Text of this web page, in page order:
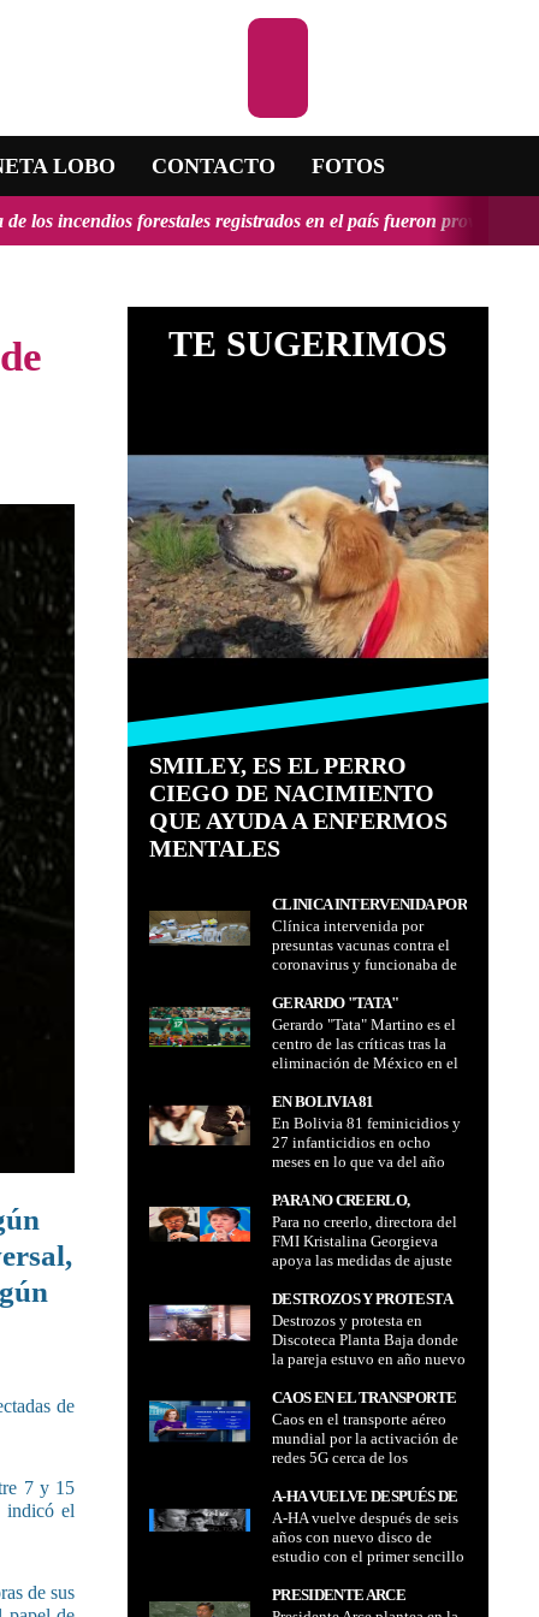
LOBO CONTACTO FOTOS
forestales registrados en el país fueron provocados y tendrían,
de
7 y 15
indicó el
de sus
TE SUGERIMOS
SMILEY, ES EL PERRO
CIEGO DE NACIMIENTO
QUE AYUDA A ENFERMOS
MENTALES
CLÍNICA INTERVENIDA POR
PRESUNTAS VACUNAS
CONTRA EL CORONAVIRUS
Y FUNCIONABA DE FORMA
Clínica intervenida por
presuntas vacunas contra el
coronavirus y funcionaba de
GERARDO "TATA"
MARTINO ES EL CENTRO
DE LAS CRÍTICAS TRAS LA
ELIMINACIÓN DE MÉXICO
Gerardo "Tata" Martino es el
centro de las críticas tras la
eliminación de México en el
EN BOLIVIA 81
FEMINICIDIOS Y 27
INFANTICIDIOS EN OCHO
MESES EN LO QUE VA DEL
En Bolivia 81 feminicidios y
27 infanticidios en ocho
meses en lo que va del año
PARA NO CREERLO,
DIRECTORA DEL FMI
KRISTALINA GEORGIEVA
APOYA LAS MEDIDAS DE
EN ARGENTINA
Para no creerlo, directora del
FMI Kristalina Georgieva
apoya las medidas de ajuste
DESTROZOS Y PROTESTA
EN DISCOTECA PLANTA
BAJA DONDE LA PAREJA
ESTUVO EN AÑO NUEVO
Destrozos y protesta en
Discoteca Planta Baja donde
la pareja estuvo en año nuevo
CAOS EN EL TRANSPORTE
AÉREO MUNDIAL POR LA
ACTIVACIÓN DE REDES 5G
CERCA DE LOS
AEROPUERTOS DE EE. UU.
Caos en el transporte aéreo
mundial por la activación de
redes 5G cerca de los
A-HA VUELVE DESPUÉS DE
SEIS AÑOS CON NUEVO
DISCO DE ESTUDIO CON EL
PRIMER SENCILLO
QUE YA SUENA EN LOBO
A-HA vuelve después de seis
años con nuevo disco de
estudio con el primer sencillo
suena en Lobo Del Aire Radio
PRESIDENTE ARCE